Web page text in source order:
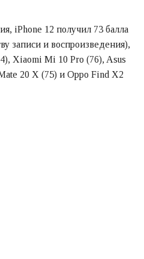
iPhone 12 получил 73 балла
записи и воспроизведения),
Xiaomi Mi 10 Pro (76), Asus
20 X (75) и Oppo Find X2